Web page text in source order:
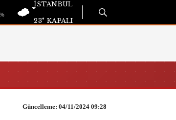
İSTANBUL
23° KAPALI
Güncelleme: 04/11/2024 09:28